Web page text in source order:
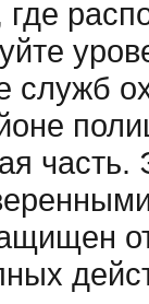
где
служб
часть.